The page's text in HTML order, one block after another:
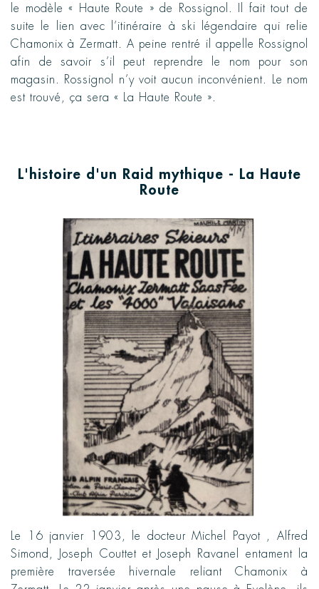
le modèle « Haute Route » de Rossignol. Il fait tout de
suite le lien avec l’itinéraire à ski légendaire qui relie
Chamonix à Zermatt. A peine rentré il appelle Rossignol
afin de savoir s’il peut reprendre le nom pour son
magasin. Rossignol n’y voit aucun inconvénient. Le nom
est trouvé, ça sera « La Haute Route ».
L'histoire d'un Raid mythique - La Haute
Route
Le 16 janvier 1903, le docteur Michel Payot , Alfred
Simond, Joseph Couttet et Joseph Ravanel entament la
première traversée hivernale reliant Chamonix à